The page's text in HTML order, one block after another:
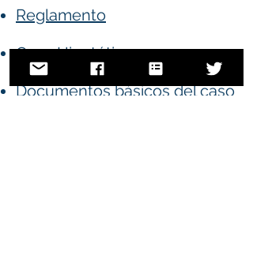
Reglamento
Caso Hipotético
Documentos básicos del caso